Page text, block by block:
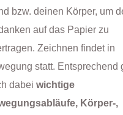
bzw. deinen Körper, um
auf das Papier zu
Zeichnen findet in
statt. Entsprechend
dabei wichtige
Körper-,